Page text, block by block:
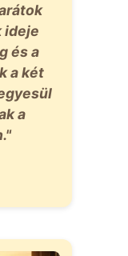
ideje
és a
a két
a